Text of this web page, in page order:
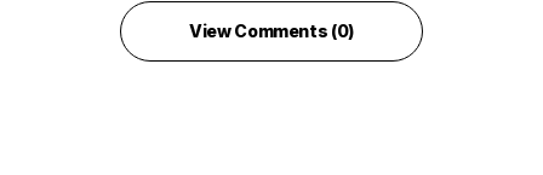
View Comments (0)